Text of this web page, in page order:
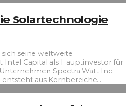
Solartechnologie
seine weltweite
Intel Capital als Hauptinvestor für
Spectra Watt Inc.
aus Kernbereiche...